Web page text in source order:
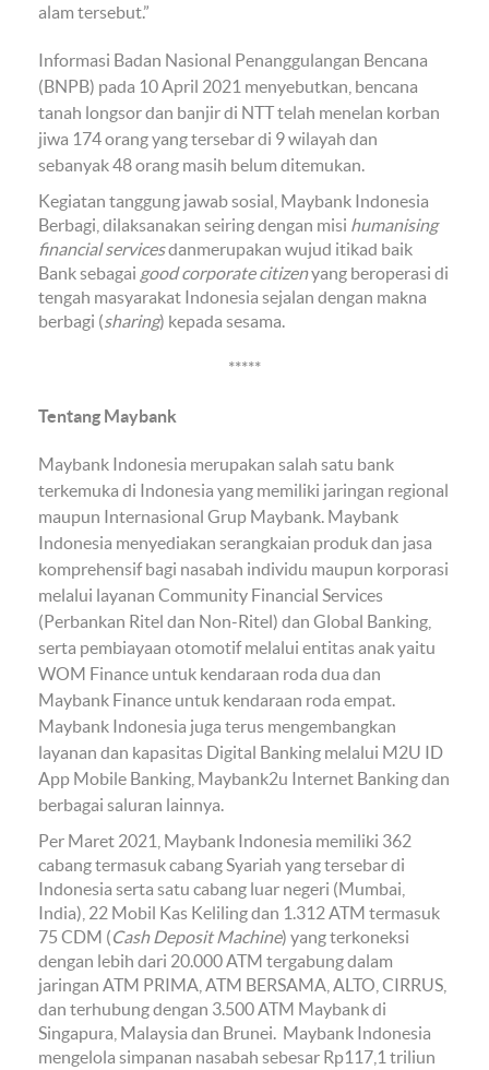
alam tersebut.”
Informasi Badan Nasional Penanggulangan Bencana
(BNPB) pada 10 April 2021 menyebutkan, bencana
tanah longsor dan banjir di NTT telah menelan korban
jiwa 174 orang yang tersebar di 9 wilayah dan
sebanyak 48 orang masih belum ditemukan.
Kegiatan tanggung jawab sosial, Maybank Indonesia
Berbagi, dilaksanakan seiring dengan misi humanising
financial servicesdanmerupakan wujud itikad baik
Bank sebagai good corporate citizenyang beroperasi di
tengah masyarakat Indonesia sejalan dengan makna
berbagi (sharing) kepada sesama.
*****
Tentang Maybank
Maybank Indonesia merupakan salah satu bank
terkemuka di Indonesia yang memiliki jaringan regional
maupun Internasional Grup Maybank. Maybank
Indonesia menyediakan serangkaian produk dan jasa
komprehensif bagi nasabah individu maupun korporasi
melalui layanan Community Financial Services
(Perbankan Ritel dan Non-Ritel) dan Global Banking,
serta pembiayaan otomotif melalui entitas anak yaitu
WOM Finance untuk kendaraan roda dua dan
Maybank Finance untuk kendaraan roda empat.
Maybank Indonesia juga terus mengembangkan
layanan dan kapasitas Digital Banking melalui M2U ID
App Mobile Banking, Maybank2u Internet Banking dan
berbagai saluran lainnya.
Per Maret 2021, Maybank Indonesia memiliki 362
cabang termasuk cabang Syariah yang tersebar di
Indonesia serta satu cabang luar negeri (Mumbai,
India), 22 Mobil Kas Keliling dan 1.312 ATM termasuk
75 CDM (Cash Deposit Machine) yang terkoneksi
dengan lebih dari 20.000 ATM tergabung dalam
jaringan ATM PRIMA, ATM BERSAMA, ALTO, CIRRUS,
dan terhubung dengan 3.500 ATM Maybank di
Singapura, Malaysia dan Brunei. Maybank Indonesia
mengelola simpanan nasabah sebesar Rp117,1 triliun